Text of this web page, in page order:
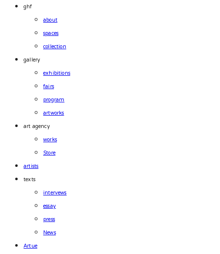
ghf
about
spaces
collection
gallery
exhibitions
fairs
program
artworks
art agency
works
Store
artists
texts
intervews
essay
press
News
Artue